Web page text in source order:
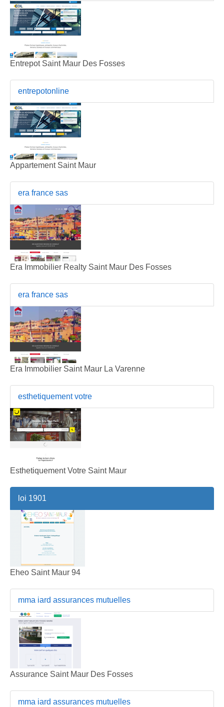
Entrepot Saint Maur Des Fosses
entrepotonline
Appartement Saint Maur
era france sas
Era Immobilier Realty Saint Maur Des Fosses
era france sas
Era Immobilier Saint Maur La Varenne
esthetiquement votre
Esthetiquement Votre Saint Maur
loi 1901
Eheo Saint Maur 94
mma iard assurances mutuelles
Assurance Saint Maur Des Fosses
mma iard assurances mutuelles